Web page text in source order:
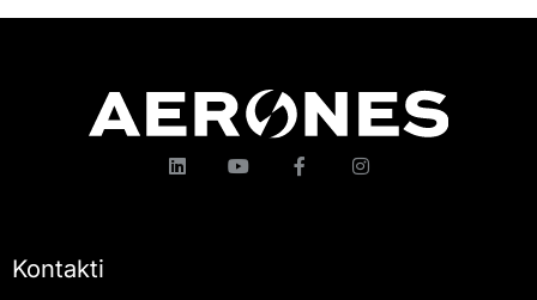
Kontakti